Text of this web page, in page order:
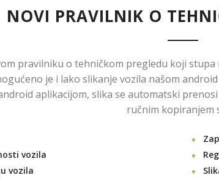
NOVI PRAVILNIK O
pravilniku o tehničkom pregledu koji
je i lako slikanje vozila našom
aplikacijom, slika se automatski
ručnim kopiranjem
vozila
vozila